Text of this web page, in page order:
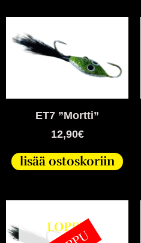
ET7 ”Mortti”
12,90€
lisää ostoskoriin
LOPPU